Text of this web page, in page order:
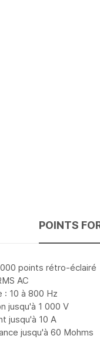
POINTS
points rétro-éclairé
AC
: 10 à 800 Hz
jusqu'à 1 000 V
jusqu'à 10 A
jusqu'à 60 Mohms